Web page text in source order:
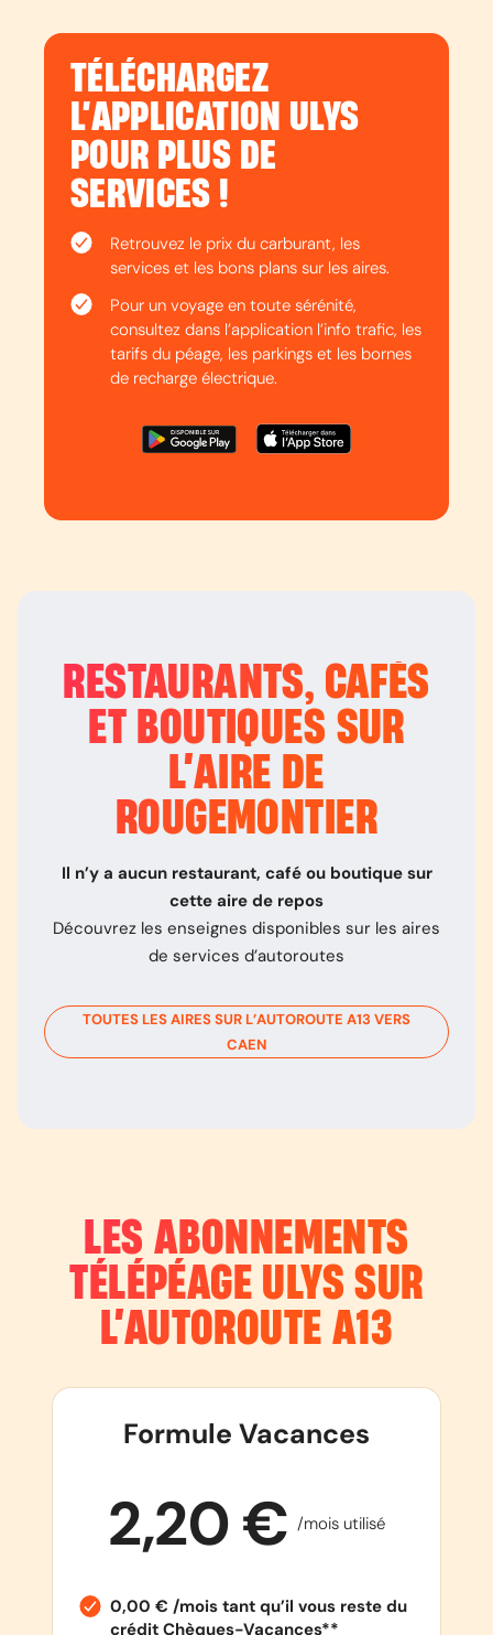
TÉLÉCHARGEZ
L’APPLICATION ULYS
POUR PLUS DE
SERVICES !
Retrouvez le prix du carburant, les
services et les bons plans sur les aires.
Pour un voyage en toute sérénité,
consultez dans l’application l’info trafic, les
tarifs du péage, les parkings et les bornes
de recharge électrique.
RESTAURANTS, CAFÉS
ET BOUTIQUES SUR
L’AIRE DE
ROUGEMONTIER
Il n’y a aucun restaurant, café ou boutique sur
cette aire de repos
Découvrez les enseignes disponibles sur les aires
de services d’autoroutes
TOUTES LES AIRES SUR L’AUTOROUTE A13 VERS
CAEN
LES ABONNEMENTS
TÉLÉPÉAGE ULYS SUR
L’AUTOROUTE A13
Formule Vacances
2,20 € /mois utilisé
0,00 € /mois tant qu’il vous reste du
crédit Chèques-Vacances**